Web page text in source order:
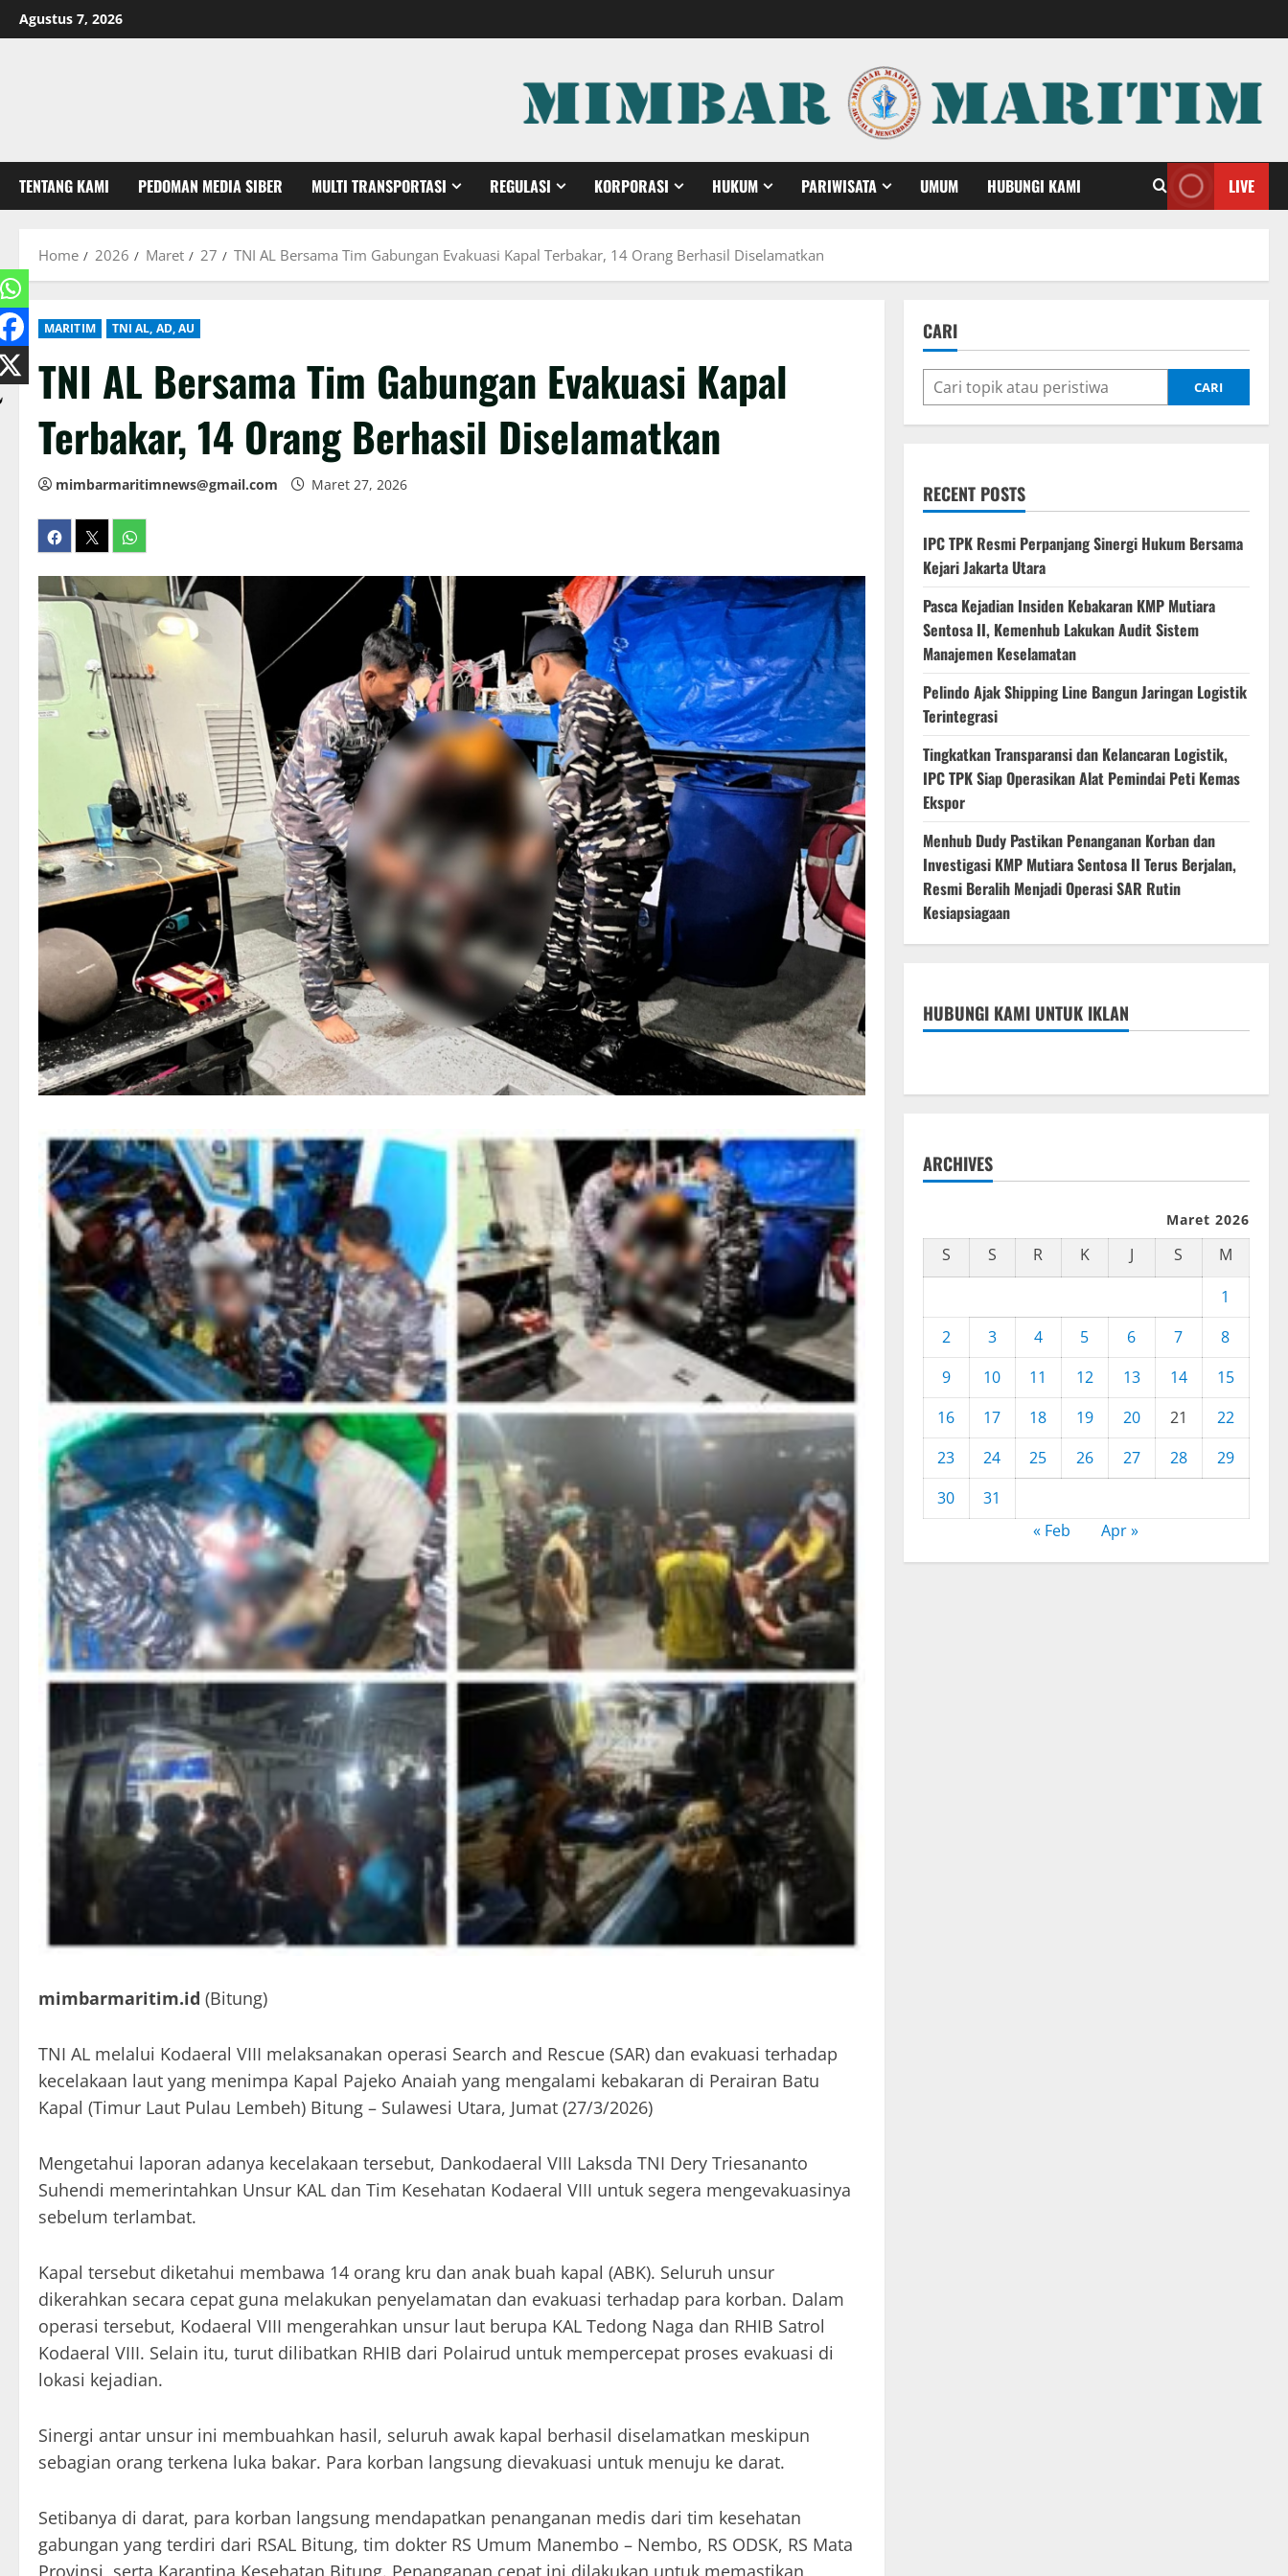
Skip
to
Agustus 7, 2026
TENTANG KAMI PEDOMAN MEDIA SIBER MULTI TRANSPORTASI REGULASI KORPORASI HUKUM PARIWISATA UMUM HUBUNGI KAMI LIVE
Home 2026 Maret 27 TNI AL Bersama Tim Gabungan Evakuasi Kapal Terbakar, 14 Orang Berhasil Diselamatkan
MARITIM TNI AL, AD, AU
TNI AL Bersama Tim Gabungan Evakuasi Kapal
Terbakar, 14 Orang Berhasil Diselamatkan
mimbarmaritimnews@gmail.com Maret 27, 2026
mimbarmaritim.id (Bitung)
TNI AL melalui Kodaeral VIII melaksanakan operasi Search and Rescue (SAR) dan evakuasi terhadap
kecelakaan laut yang menimpa Kapal Pajeko Anaiah yang mengalami kebakaran di Perairan Batu
Kapal (Timur Laut Pulau Lembeh) Bitung – Sulawesi Utara, Jumat (27/3/2026)
Mengetahui laporan adanya kecelakaan tersebut, Dankodaeral VIII Laksda TNI Dery Triesananto
Suhendi memerintahkan Unsur KAL dan Tim Kesehatan Kodaeral VIII untuk segera mengevakuasinya
sebelum terlambat.
Kapal tersebut diketahui membawa 14 orang kru dan anak buah kapal (ABK). Seluruh unsur
dikerahkan secara cepat guna melakukan penyelamatan dan evakuasi terhadap para korban. Dalam
operasi tersebut, Kodaeral VIII mengerahkan unsur laut berupa KAL Tedong Naga dan RHIB Satrol
Kodaeral VIII. Selain itu, turut dilibatkan RHIB dari Polairud untuk mempercepat proses evakuasi di
lokasi kejadian.
Sinergi antar unsur ini membuahkan hasil, seluruh awak kapal berhasil diselamatkan meskipun
sebagian orang terkena luka bakar. Para korban langsung dievakuasi untuk menuju ke darat.
Setibanya di darat, para korban langsung mendapatkan penanganan medis dari tim kesehatan
gabungan yang terdiri dari RSAL Bitung, tim dokter RS Umum Manembo – Nembo, RS ODSK, RS Mata
Provinsi, serta Karantina Kesehatan Bitung. Penanganan cepat ini dilakukan untuk memastikan
CARI
CARI
RECENT POSTS
IPC TPK Resmi Perpanjang Sinergi Hukum Bersama
Kejari Jakarta Utara
Pasca Kejadian Insiden Kebakaran KMP Mutiara
Sentosa II, Kemenhub Lakukan Audit Sistem
Manajemen Keselamatan
Pelindo Ajak Shipping Line Bangun Jaringan Logistik
Terintegrasi
Tingkatkan Transparansi dan Kelancaran Logistik,
IPC TPK Siap Operasikan Alat Pemindai Peti Kemas
Ekspor
Menhub Dudy Pastikan Penanganan Korban dan
Investigasi KMP Mutiara Sentosa II Terus Berjalan,
Resmi Beralih Menjadi Operasi SAR Rutin
Kesiapsiagaan
HUBUNGI KAMI UNTUK IKLAN
ARCHIVES
Maret 2026
S S R K J S
M
1
2
3 4 5 6 7
8
9
10 11 12 13 14
15
16
17 18 19 20 21
22
23
24 25 26 27 28
29
30
31
« Feb
Apr »